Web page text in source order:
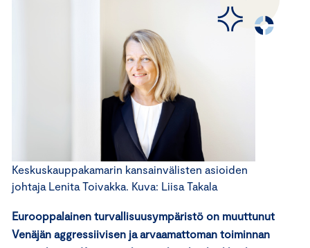
Keskuskauppakamarin kansainvälisten asioiden
johtaja Lenita Toivakka. Kuva: Liisa Takala
Eurooppalainen turvallisuusympäristö on muuttunut
Venäjän aggressiivisen ja arvaamattoman toiminnan